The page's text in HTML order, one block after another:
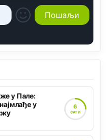
у Пале:
у
6
САТИ